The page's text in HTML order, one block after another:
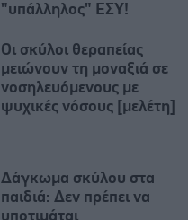
"υπάλληλος" ΕΣΥ!
Οι σκύλοι θεραπείας
μειώνουν τη μοναξιά σε
νοσηλευόμενους με
ψυχικές νόσους [μελέτη]
Δάγκωμα σκύλου στα
παιδιά: Δεν πρέπει να
υποτιμάται